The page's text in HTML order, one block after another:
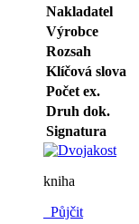
Nakladatel
Výrobce
Rozsah
Klíčová slova
Počet ex.
Druh dok.
Signatura
kniha
Půjčit